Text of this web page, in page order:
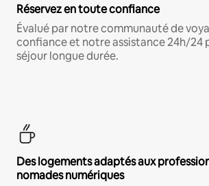
Réservez en toute confiance
Évalué par notre communauté de
confiance et notre assistance 24h/24
séjour longue durée.
Des logements adaptés aux
nomades numériques